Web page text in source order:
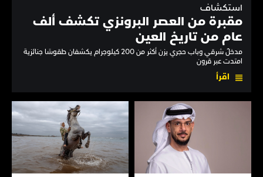
استكشاف
مقبرة من العصر البرونزي تكشف ألف
عام من تاريخ العين
مدخلٌ شرقي وباب حجري يزن أكثر من 200 كيلوجرام يكشفان طقوسًا جنائزية
امتدت عبر قرون
اقرأ